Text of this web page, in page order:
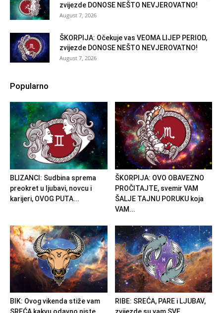
zvijezde DONOSE NEŠTO NEVJEROVATNO!
August 7, 2026
ŠKORPIJA: Očekuje vas VEOMA LIJEP PERIOD,
zvijezde DONOSE NEŠTO NEVJEROVATNO!
August 7, 2026
Popularno
BLIZANCI: Sudbina sprema
preokret u ljubavi, novcu i
karijeri, OVOG PUTA...
ŠKORPIJA: OVO OBAVEZNO
PROČITAJTE, svemir VAM
ŠALJE TAJNU PORUKU koja
VAM...
BIK: Ovog vikenda stiže vam
RIBE: SREĆA, PARE i LJUBAV,